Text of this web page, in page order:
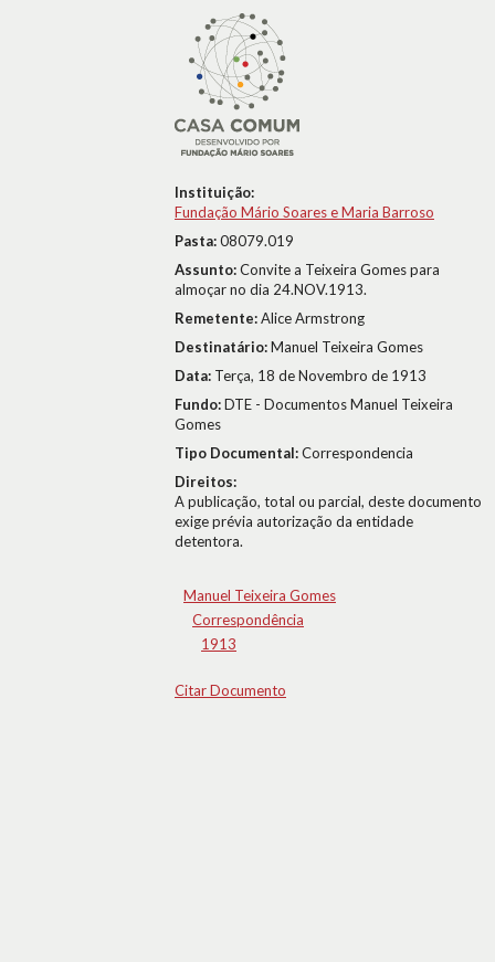
Instituição:
Fundação Mário Soares e Maria Barroso
Pasta:08079.019
Assunto:Convite a Teixeira Gomes para
almoçar no dia 24.NOV.1913.
Remetente:Alice Armstrong
Destinatário:Manuel Teixeira Gomes
Data: Terça, 18 de Novembro de 1913
Fundo:DTE - Documentos Manuel Teixeira
Gomes
Tipo Documental:Correspondencia
Direitos:
A publicação, total ou parcial, deste documento
exige prévia autorização da entidade
detentora.
Manuel Teixeira Gomes
Correspondência
1913
Citar Documento